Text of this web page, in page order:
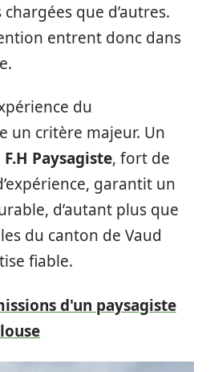
que d’autres.
entrent donc dans
du
un critère majeur. Un
F.H Paysagiste, fort de
garantit un
d’autant plus que
du canton de Vaud
fiable.
d'un paysagiste